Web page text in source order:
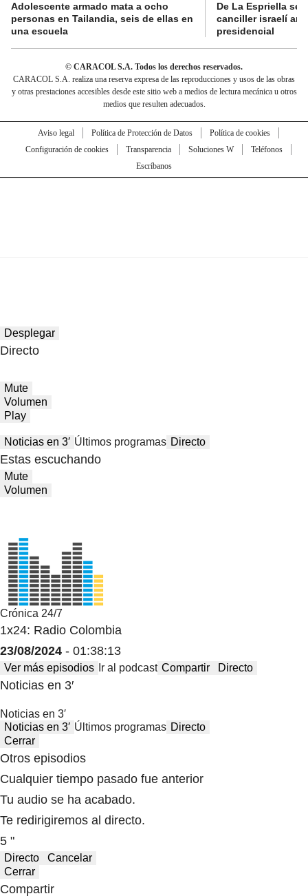
Adolescente armado mata a ocho
personas en Tailandia, seis de ellas en
una escuela
De La Espriella se
canciller israelí
presidencial
© CARACOL S.A. Todos los derechos reservados.
CARACOL S.A. realiza una reserva expresa de las reproducciones y usos de las obras
y otras prestaciones accesibles desde este sitio web a medios de lectura mecánica u otros
medios que resulten adecuados.
Aviso legal Política de Protección de Datos
Política de cookies
Configuración de cookies
Transparencia Soluciones W
Teléfonos
Escríbanos
Desplegar
Directo
Mute
Volumen
Play
Noticias en 3′ Últimos programas Directo
Estas escuchando
Mute
Volumen
Crónica 24/7
1x24: Radio Colombia
23/08/2024 - 01:38:13
Ver más episodios Ir al podcast Compartir Directo
Noticias en 3′
Noticias en 3′
Noticias en 3′ Últimos programas Directo
Cerrar
Otros episodios
Cualquier tiempo pasado fue anterior
Tu audio se ha acabado.
Te redirigiremos al directo.
5 "
Directo
Cancelar
Cerrar
Compartir